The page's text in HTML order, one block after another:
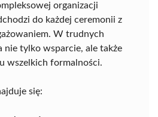
organizacji
do każdej ceremonii z
W trudnych
nie tylko wsparcie, ale także
wszelkich formalności.
się: